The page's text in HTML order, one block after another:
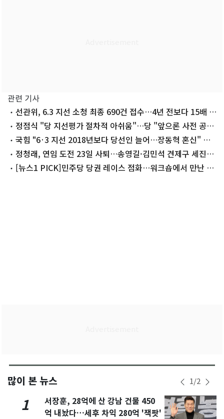
관련 기사
선관위, 6.3 지선 소청 최종 690건 접수…4년 전보다 15배 폭
증(종합)
정점식 "당 지선평가 절차적 아쉬움"…당 "앞으론 사전 공
유"국힘 "6·3 지선 2018년보다 당선인 늘어…장동혁 혼신" 자
평 정청래, 연임 도전 23일 사퇴…송영길·김민석 견제구 세진다
(종합)
[뉴스1 PICK]민주당 당권 레이스 점화…워크숍에서 만난 정
많이 본 뉴스 1/2
1
서장훈, 28억에 산 강남 건물 450
억 내놨다…세후 차익 280억 '잭팟'